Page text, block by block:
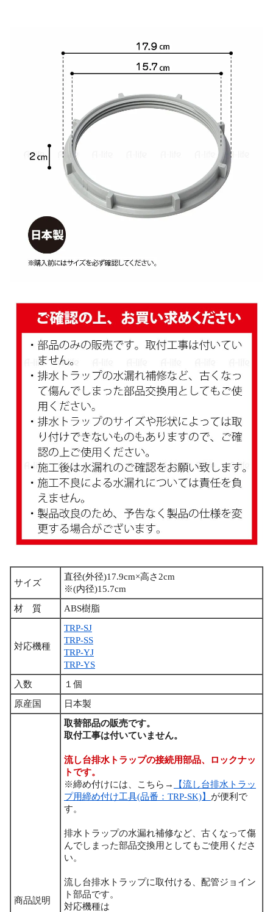
サイズ
直径(外径)17.9cm×高さ2cm
※(内径)15.7cm
材 質
ABS樹脂
対応機種
TRP-SJ
TRP-SS
TRP-YJ
TRP-YS
入数
１個
原産国
日本製
商品説明
取替部品の販売です。
取付工事は付いていません。
流し台排水トラップの接続用部品、ロックナッ
トです。
※締め付けには、こちら→
【流し台排水トラッ
プ用締め付け工具(品番：TRP-SK)】 が便利で
す。
排水トラップの水漏れ補修など、古くなって傷
んでしまった部品交換用としてもご使用くださ
い。
流し台排水トラップに取付ける、配管ジョイン
ト部品です。
対応機種は